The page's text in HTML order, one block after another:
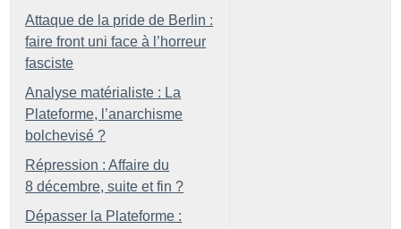
Attaque de la pride de Berlin :
faire front uni face à l’horreur
fasciste
Analyse matérialiste : La
Plateforme, l’anarchisme
bolchevisé ?
Répression : Affaire du
8 décembre, suite et fin ?
Dépasser la Plateforme :